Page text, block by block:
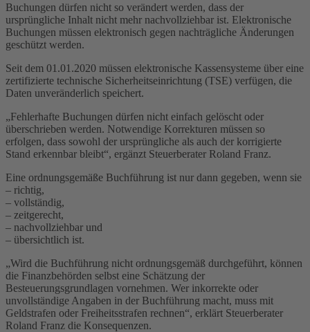
Buchungen dürfen nicht so verändert werden, dass der
ursprüngliche Inhalt nicht mehr nachvollziehbar ist. Elektronische
Buchungen müssen elektronisch gegen nachträgliche Änderungen
geschützt werden.
Seit dem 01.01.2020 müssen elektronische Kassensysteme über eine
zertifizierte technische Sicherheitseinrichtung (TSE) verfügen, die
Daten unveränderlich speichert.
„Fehlerhafte Buchungen dürfen nicht einfach gelöscht oder
überschrieben werden. Notwendige Korrekturen müssen so
erfolgen, dass sowohl der ursprüngliche als auch der korrigierte
Stand erkennbar bleibt“, ergänzt Steuerberater Roland Franz.
Eine ordnungsgemäße Buchführung ist nur dann gegeben, wenn sie
– richtig,
– vollständig,
– zeitgerecht,
– nachvollziehbar und
– übersichtlich ist.
„Wird die Buchführung nicht ordnungsgemäß durchgeführt, können
die Finanzbehörden selbst eine Schätzung der
Besteuerungsgrundlagen vornehmen. Wer inkorrekte oder
unvollständige Angaben in der Buchführung macht, muss mit
Geldstrafen oder Freiheitsstrafen rechnen“, erklärt Steuerberater
Roland Franz die Konsequenzen.